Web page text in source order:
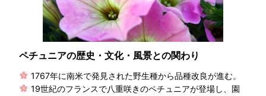
ペチュニアの歴史・文化・風景との関わり
1767年に南米で発見された野生種から品種改良が進む。
19世紀のフランスで八重咲きのペチュニアが登場し、園